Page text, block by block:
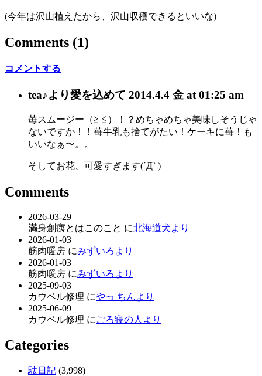
(今年は沢山植えたから、沢山収穫できるといいな)
Comments (1)
コメントする
tea♪より愛を込めて 2014.4.4 金 at 01:25 am
苺スムージー（≧ ≦）！？めちゃめちゃ美味しそうじゃ
ないですか！！苺牛乳も捨てがたい！ケーキに苺！も
いいなぁ〜。。
そしてお花、可愛すぎます(´Д` )
Comments
2026-03-29
満身創痍とはこのこと に北海道犬より
2026-01-03
筋肉暖房 にみずいろより
2026-01-03
筋肉暖房 にみずいろより
2025-09-03
カウベル修理 にやっ ちんより
2025-06-09
カウベル修理 に ごろ寝の人より
Categories
駄日記 (3,998)